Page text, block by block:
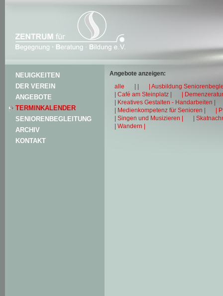
NEUIGKEITEN
DER VEREIN
ANGEBOTE
TERMINKALENDER
SENIORENBEGLEITUNG
ARCHIV
KONTAKT
Angebote anzeigen:
alle
| |
| Ausbildung
| Café am Steinplatz |
|
| Kreatives Gestalten - Handarbeiten |
| Medienkompetenz für Senioren |
|
| Singen und Musizieren |
|
| Wandern |